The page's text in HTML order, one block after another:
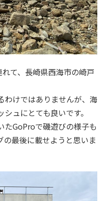
て、長崎県西海市の崎戸
わけではありませんが、海
ュにとても良いです。
たGoProで磯遊びの様子も
最後に載せようと思いま